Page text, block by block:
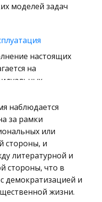
предприятия,
моделей задач
настоящих
на
эксплуатацию
темы курсовой
основе
а также
Так, в ходе
наблюдается
за рамки
или
стороны, и
литературной и
стороны, что в
демократизацией и
жизни.